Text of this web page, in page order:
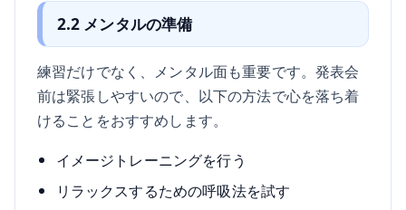
2.2 メンタルの準備
練習だけでなく、メンタル面も重要です。発表会
前は緊張しやすいので、以下の方法で心を落ち着
けることをおすすめします。
イメージトレーニングを行う
リラックスするための呼吸法を試す